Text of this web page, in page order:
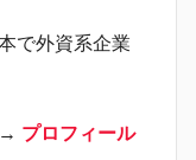
で外資系企業
プロフィール